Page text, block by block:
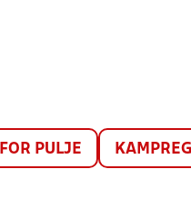
PULJE